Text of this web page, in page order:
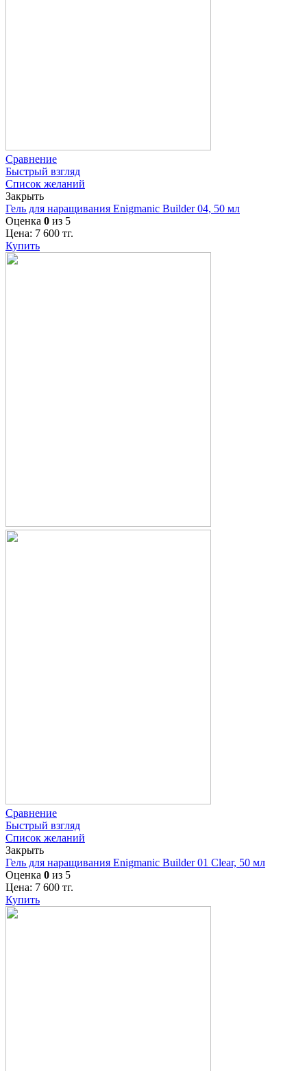
Сравнение
Быстрый взгляд
Список желаний
Закрыть
Гель для наращивания Enigmanic Builder 04, 50 мл
Оценка 0 из 5
Цена: 7 600 тг.
Купить
Сравнение
Быстрый взгляд
Список желаний
Закрыть
Гель для наращивания Enigmanic Builder 01 Clear, 50 мл
Оценка 0 из 5
Цена: 7 600 тг.
Купить